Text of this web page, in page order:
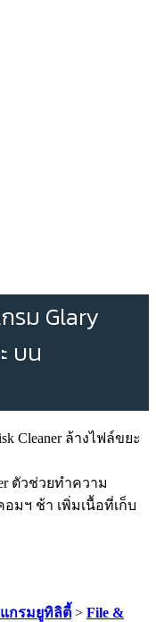
รม Glary
บน
ตัวช่วยทำความ
มฯ ช้า เพิ่มเนื้อที่เก็บ
กรมยูทิลิตี้ > File &